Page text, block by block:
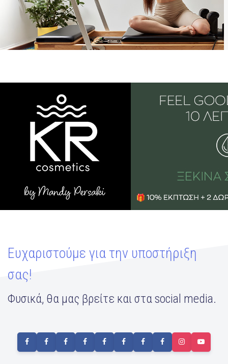
Ευχαριστούμε για την υποστήριξη
σας!
Φυσικά, θα μας βρείτε και στα social media.